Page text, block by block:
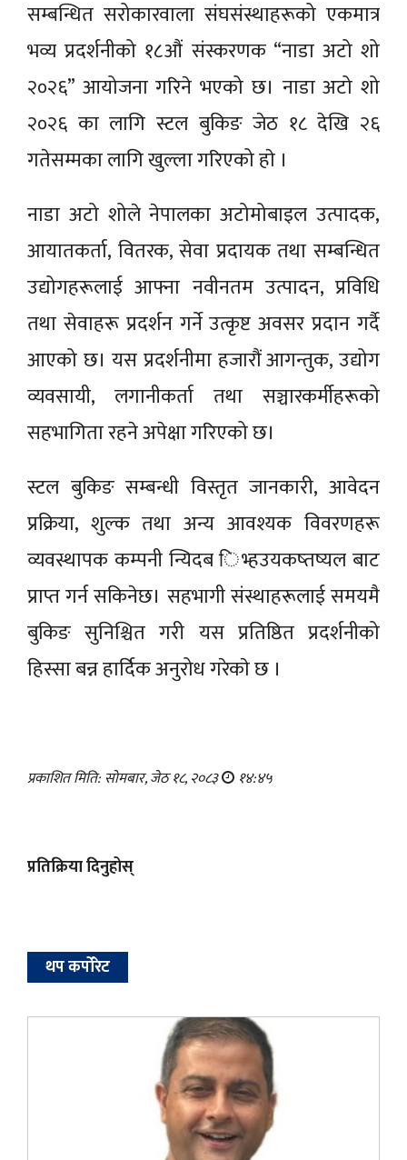
सम्बन्धित सरोकारवाला संघसंस्थाहरूको एकमात्र
भव्य प्रदर्शनीको १८औं संस्करणक “नाडा अटो शो
२०२६” आयोजना गरिने भएको छ। नाडा अटो शो
२०२६ का लागि स्टल बुकिङ जेठ १८ देखि २६
गतेसम्मका लागि खुल्ला गरिएको हाे ।
नाडा अटो शोले नेपालका अटोमोबाइल उत्पादक,
आयातकर्ता, वितरक, सेवा प्रदायक तथा सम्बन्धित
उद्योगहरूलाई आफ्ना नवीनतम उत्पादन, प्रविधि
तथा सेवाहरू प्रदर्शन गर्ने उत्कृष्ट अवसर प्रदान गर्दै
आएको छ। यस प्रदर्शनीमा हजारौं आगन्तुक, उद्योग
व्यवसायी, लगानीकर्ता तथा सञ्चारकर्मीहरूको
सहभागिता रहने अपेक्षा गरिएको छ।
स्टल बुकिङ सम्बन्धी विस्तृत जानकारी, आवेदन
प्रक्रिया, शुल्क तथा अन्य आवश्यक विवरणहरू
व्यवस्थापक कम्पनी न्यिदब िभ्हउयकष्तष्यल बाट
प्राप्त गर्न सकिनेछ। सहभागी संस्थाहरूलाई समयमै
बुकिङ सुनिश्चित गरी यस प्रतिष्ठित प्रदर्शनीको
हिस्सा बन्न हार्दिक अनुरोध गरेकाे छ ।
प्रकाशित मिति: सोमबार, जेठ १८, २०८३ १४:४५
प्रतिक्रिया दिनुहोस्
थप कर्पोरेट